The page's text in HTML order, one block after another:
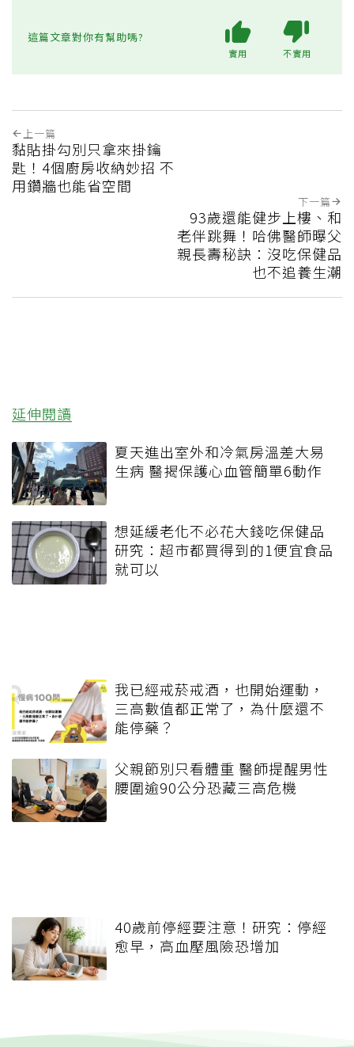
這篇文章對你有幫助嗎?
實用 不實用
上一篇
黏貼掛勾別只拿來掛鑰
匙！4個廚房收納妙招 不
用鑽牆也能省空間
下一篇
93歲還能健步上樓、和
老伴跳舞！哈佛醫師曝父
親長壽秘訣：沒吃保健品
也不追養生潮
延伸閱讀
夏天進出室外和冷氣房溫差大易
生病 醫揭保護心血管簡單6動作
想延緩老化不必花大錢吃保健品
研究：超市都買得到的1便宜食品
就可以
我已經戒菸戒酒，也開始運動，
三高數值都正常了，為什麼還不
能停藥？
父親節別只看體重 醫師提醒男性
腰圍逾90公分恐藏三高危機
40歲前停經要注意！研究：停經
愈早，高血壓風險恐增加